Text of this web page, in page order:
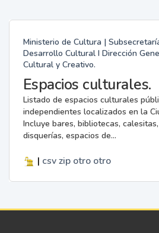
Ministerio de Cultura |
Desarrollo Cultural I Dirección
Cultural y Creativo.
Espacios culturales.
Listado de espacios culturales
independientes localizados en la
Incluye bares, bibliotecas,
disquerías, espacios de...
| csv zip otro otro